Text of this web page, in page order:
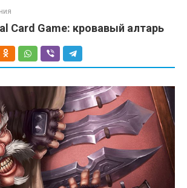
Card Game: кровавый алтарь